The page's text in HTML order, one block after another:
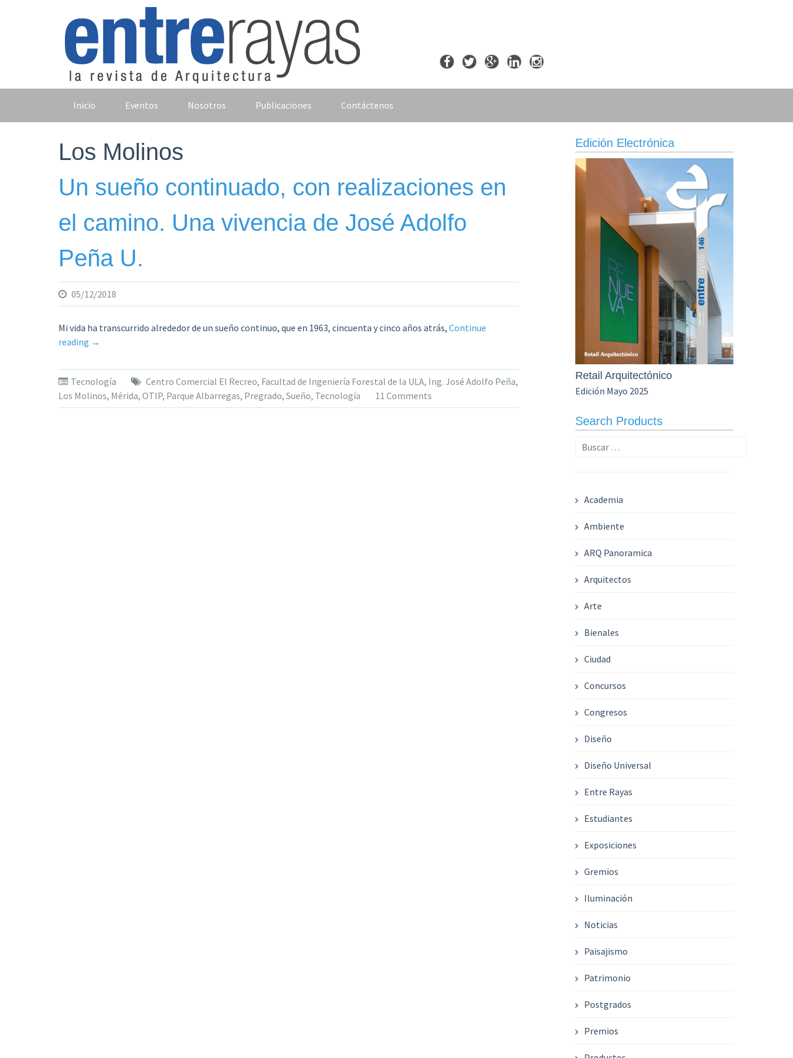
Inicio Eventos Nosotros Publicaciones Contáctenos
Los Molinos
Un sueño continuado, con realizaciones en
el camino. Una vivencia de José Adolfo
Peña U.
05/12/2018
Mi vida ha transcurrido alrededor de un sueño continuo, que en 1963, cincuenta y cinco años atrás, Continue
reading «Un
continuado,
con
realizaciones
→
Tecnología Centro Comercial El Recreo, Facultad de Ingeniería Forestal de la ULA, Ing. José Adolfo Peña,
Los Molinos, Mérida, OTIP, Parque Albarregas, Pregrado, Sueño, Tecnología 11 Comments
Edición Electrónica
Retail Arquitectónico
Edición Mayo 2025
Search Products
Buscar:
Academia
Ambiente
ARQ Panoramica
Arquitectos
Arte
Bienales
Ciudad
Concursos
Congresos
Diseño
Diseño Universal
Entre Rayas
Estudiantes
Exposiciones
Gremios
Iluminación
Noticias
Paisajismo
Patrimonio
Postgrados
Premios